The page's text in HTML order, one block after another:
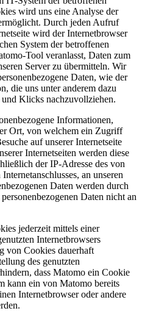
wird uns eine Analyse der
Durch jeden Aufruf
wird der Internetbrowser
System der betroffenen
Tool veranlasst, Daten zum
Server zu übermitteln. Wir
Daten, wie der
die uns unter anderem dazu
Klicks nachzuvollziehen.
Informationen,
Ort, von welchem ein Zugriff
auf unserer Internetseite
Internetseiten werden diese
der IP-Adresse des von
an unseren
Daten werden durch
Daten nicht an
jederzeit mittels einer
Internetbrowsers
von Cookies dauerhaft
des genutzten
dass Matomo ein Cookie
kann ein von Matomo bereits
Internetbrowser oder andere